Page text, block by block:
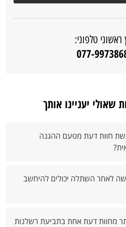
ראשוני טלפוני:
שאולי יעניינו אותך
חוות דעת מטעם ההגנה
לאחר השתלה יכולים להיחשב
מחוות דעת אחת בתביעת רשלנות